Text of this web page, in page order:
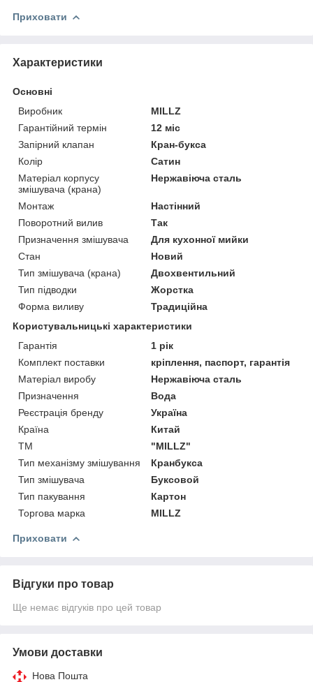
Приховати
Характеристики
Основні
Виробник
MILLZ
Гарантійний термін
12 міс
Запірний клапан
Кран-букса
Колір
Сатин
Матеріал корпусу
змішувача (крана)
Нержавіюча сталь
Монтаж
Настінний
Поворотний вилив
Так
Призначення змішувача
Для кухонної мийки
Стан
Новий
Тип змішувача (крана)
Двохвентильний
Тип підводки
Жорстка
Форма виливу
Традиційна
Користувальницькі характеристики
Гарантія
1 рік
Комплект поставки
кріплення, паспорт, гарантія
Матеріал виробу
Нержавіюча сталь
Призначення
Вода
Реєстрація бренду
Україна
Країна
Китай
ТМ
"MILLZ"
Тип механізму змішування
Кранбукса
Тип змішувача
Буксовой
Тип пакування
Картон
Торгова марка
MILLZ
Приховати
Відгуки про товар
Ще немає відгуків про цей товар
Умови доставки
Нова Пошта